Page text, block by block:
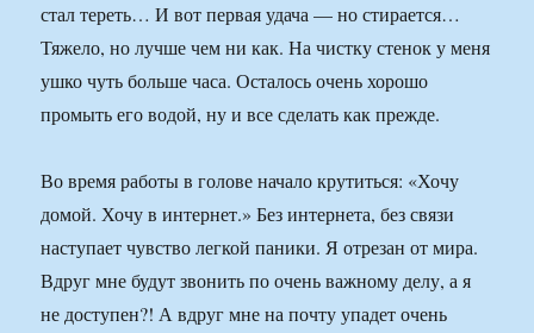
стал тереть… И вот первая удача — но стирается…
Тяжело, но лучше чем ни как. На чистку стенок у меня
ушко чуть больше часа. Осталось очень хорошо
промыть его водой, ну и все сделать как прежде.
Во время работы в голове начало крутиться: «Хочу
домой. Хочу в интернет.» Без интернета, без связи
наступает чувство легкой паники. Я отрезан от мира.
Вдруг мне будут звонить по очень важному делу, а я
не доступен?! А вдруг мне на почту упадет очень